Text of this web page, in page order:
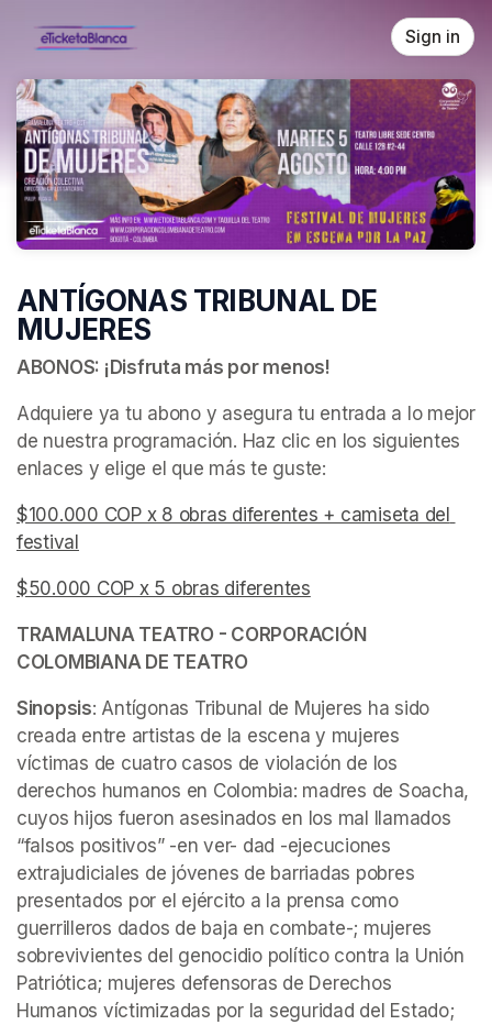
Sign in
ANTÍGONAS TRIBUNAL DE
MUJERES
ABONOS: ¡Disfruta más por menos!
Adquiere ya tu abono y asegura tu entrada a lo mejor
de nuestra programación. Haz clic en los siguientes
enlaces y elige el que más te guste:
$100.000 COP x 8 obras diferentes + camiseta del
festival
$50.000 COP x 5 obras diferentes
(opens in a new tab)
TRAMALUNA TEATRO - CORPORACIÓN
COLOMBIANA DE TEATRO
Sinopsis: Antígonas Tribunal de Mujeres ha sido
creada entre artistas de la escena y mujeres
víctimas de cuatro casos de violación de los
derechos humanos en Colombia: madres de Soacha,
cuyos hijos fueron asesinados en los mal llamados
“falsos positivos” -en ver- dad -ejecuciones
extrajudiciales de jóvenes de barriadas pobres
presentados por el ejército a la prensa como
guerrilleros dados de baja en combate-; mujeres
sobrevivientes del genocidio político contra la Unión
Patriótica; mujeres defensoras de Derechos
Humanos víctimizadas por la seguridad del Estado;